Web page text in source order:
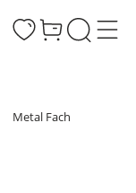
Metal Fach